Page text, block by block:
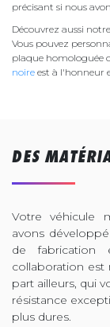
précisant si nous
Découvrez aussi
Vous pouvez
plaque homologuée
noire est à l'honneur
DES
Votre véhicule
avons
de fabrication
collaboration est
part ailleurs, qui
résistance
plus dures.